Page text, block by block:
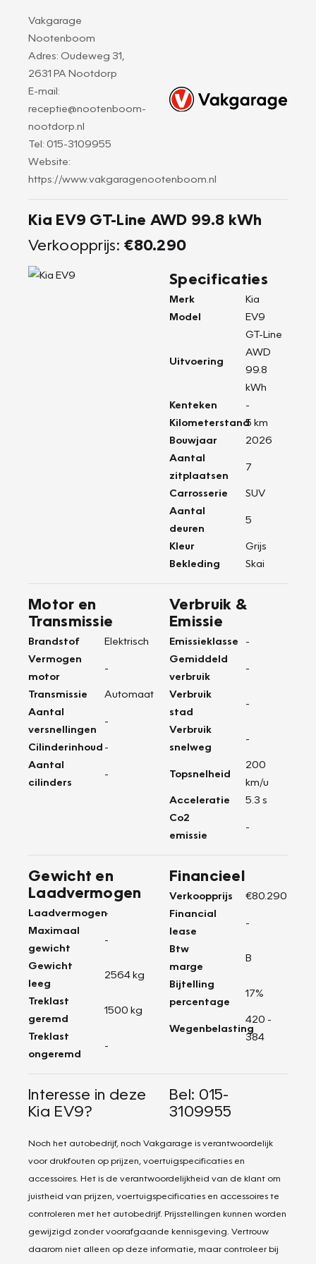
Vakgarage
Nootenboom
Adres: Oudeweg 31,
2631 PA Nootdorp
E-mail:
receptie@nootenboom-
nootdorp.nl
Tel: 015-3109955
Website:
https://www.vakgaragenootenboom.nl
Kia EV9 GT-Line AWD 99.8 kWh
Verkoopprijs: €80.290
Specificaties
Merk
Kia
Model
EV9
Uitvoering
GT-Line
AWD
99.8
kWh
Kenteken
-
Kilometerstand5 km
Bouwjaar
2026
Aantal
zitplaatsen
7
Carrosserie
SUV
Aantal
deuren
5
Kleur
Grijs
Bekleding
Skai
Motor en
Transmissie
Brandstof
Elektrisch
Vermogen
motor
-
Transmissie
Automaat
Aantal
versnellingen
-
Cilinderinhoud -
Aantal
cilinders
-
Verbruik &
Emissie
Emissieklasse
-
Gemiddeld
verbruik
-
Verbruik
stad
-
Verbruik
snelweg
-
Topsnelheid
200
km/u
Acceleratie
5.3 s
Co2
emissie
-
Gewicht en
Laadvermogen
Laadvermogen-
Maximaal
gewicht
-
Gewicht
leeg
2564 kg
Treklast
geremd
1500 kg
Treklast
ongeremd
-
Financieel
Verkoopprijs
€80.290
Financial
lease
-
Btw
marge
B
Bijtelling
percentage
17%
Wegenbelasting
420 -
384
Interesse in deze
Kia EV9?
Bel: 015-
3109955
Noch het autobedrijf, noch Vakgarage is verantwoordelijk
voor drukfouten op prijzen, voertuigspecificaties en
accessoires. Het is de verantwoordelijkheid van de klant om
juistheid van prijzen, voertuigspecificaties en accessoires te
controleren met het autobedrijf. Prijsstellingen kunnen worden
gewijzigd zonder voorafgaande kennisgeving. Vertrouw
daarom niet alleen op deze informatie, maar controleer bij